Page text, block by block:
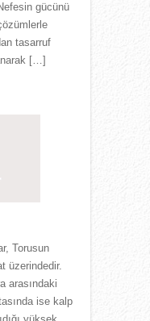
gücünü
tasarruf
[…]
Torusun
üzerindedir.
arasındaki
ise kalp